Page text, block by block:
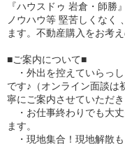
『ハウスドゥ 岩倉・師
ノウハウ等 堅苦しくなく
ます。不動産購入をお考
■ご案内について■
・外出を控えていらっ
です♪（オンライン面談は
寧にご案内させていただき
・お仕事終わりでも大
ます。
・現地集合！現地解散も